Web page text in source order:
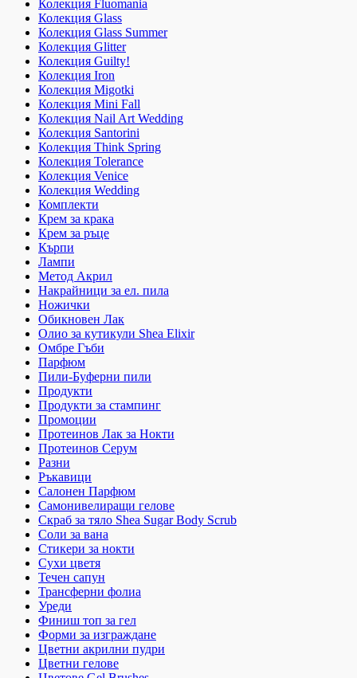
Колекция Fluomania
Колекция Glass
Колекция Glass Summer
Колекция Glitter
Колекция Guilty!
Колекция Iron
Колекция Migotki
Колекция Mini Fall
Колекция Nail Art Wedding
Колекция Santorini
Колекция Think Spring
Колекция Tolerance
Колекция Venice
Колекция Wedding
Комплекти
Крем за крака
Крем за ръце
Кърпи
Лампи
Метод Акрил
Накрайници за ел. пила
Ножички
Обикновен Лак
Олио за кутикули Shea Elixir
Омбре Гъби
Парфюм
Пили-Буферни пили
Продукти
Продукти за стампинг
Промоции
Протеинов Лак за Нокти
Протеинов Серум
Разни
Ръкавици
Салонен Парфюм
Самонивелиращи гелове
Скраб за тяло Shea Sugar Body Scrub
Соли за вана
Стикери за нокти
Сухи цветя
Течен сапун
Трансферни фолиа
Уреди
Финиш топ за гел
Форми за изграждане
Цветни акрилни пудри
Цветни гелове